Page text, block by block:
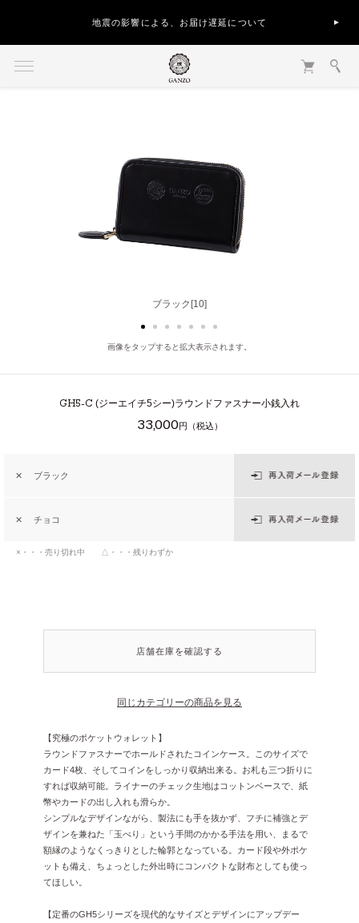
地震の影響による、お届け遅延について
ブラック[10]
チョコ[56]
画像をタップすると拡大表示されます。
GH5-C (ジーエイチ5シー)ラウンドファスナー小銭入れ
33,000円（税込）
✕ ブラック
✕ チョコ
×・・・売り切れ中 △・・・残りわずか
店舗在庫を確認する
同じカテゴリーの商品を見る
【究極のポケットウォレット】
ラウンドファスナーでホールドされたコインケース。このサイズで
カード4枚、そしてコインをしっかり収納出来る。お札も三つ折りに
すれば収納可能。ライナーのチェック生地はコットンベースで、紙
幣やカードの出し入れも滑らか。
シンプルなデザインながら、製法にも手を抜かず、フチに補強とデ
ザインを兼ねた「玉べり」という手間のかかる手法を用い、まるで
額縁のようなくっきりとした輪郭となっている。カード段や外ポケ
ットも備え、ちょっとした外出時にコンパクトな財布としても使っ
てほしい。
【定番のGH5シリーズを現代的なサイズとデザインにアップデー